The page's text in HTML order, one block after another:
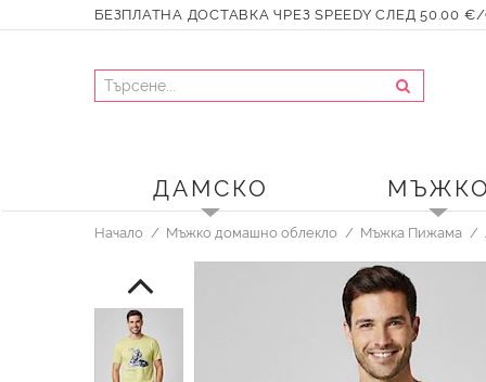
БЕЗПЛАТНА ДОСТАВКА ЧРЕЗ SPEEDY СЛЕД 50.00 €/
ДАМСКО
Начало Мъжко домашно облекло Мъжка Пижама